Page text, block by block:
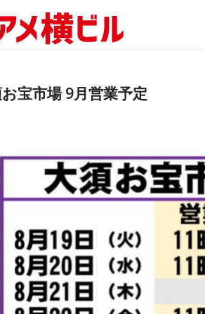
宝市場 9月営業予定